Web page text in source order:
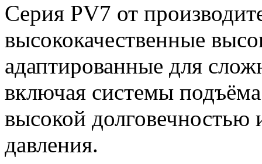
Серия PV7 от
высококачественные
адаптированные для
включая системы
высокой
давления.